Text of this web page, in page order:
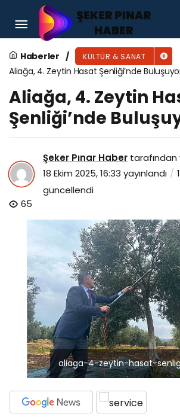
Haberler KÜLTÜR & SANAT
Aliağa, 4. Zeytin Hasat Şenliği’nde
Aliağa, 4. Zeytin
Şenliği’nde
Şeker Pınar Haber tarafından
18 Ekim 2025, 16:33 yayınlandı
güncellendi
65
aliaga-4-zeytin-hasat-
Sağlıklı nesiller için “Gıda